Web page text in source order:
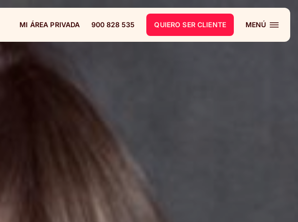
MI ÁREA PRIVADA 900 828 535 QUIERO SER CLIENTE MENÚ